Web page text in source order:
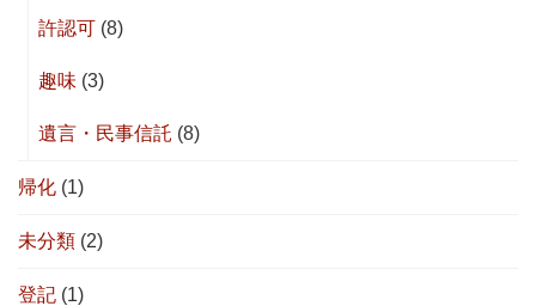
許認可 (8)
趣味 (3)
遺言・民事信託 (8)
帰化 (1)
未分類 (2)
登記 (1)